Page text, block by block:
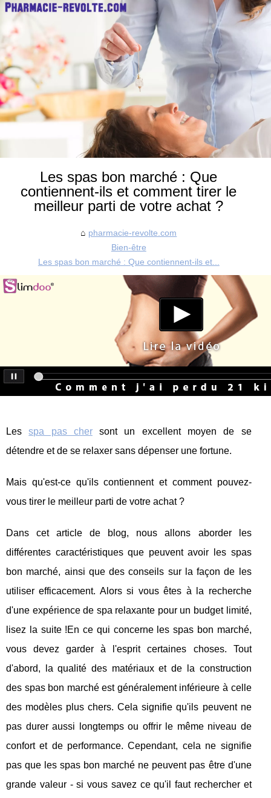
Les spas bon marché : Que
contiennent-ils et comment tirer le
meilleur parti de votre achat ?
pharmacie-revolte.com
Bien-être
Les spas bon marché : Que contiennent-ils et...
Lesspa pas chersont un excellent moyen de se
détendre et de se relaxer sans dépenser une fortune.
Mais qu'est-ce qu'ils contiennent et comment pouvez-
vous tirer le meilleur parti de votre achat ?
Dans cet article de blog, nous allons aborder les
différentes caractéristiques que peuvent avoir les spas
bon marché, ainsi que des conseils sur la façon de les
utiliser efficacement. Alors si vous êtes à la recherche
d'une expérience de spa relaxante pour un budget limité,
lisez la suite !En ce qui concerne les spas bon marché,
vous devez garder à l'esprit certaines choses. Tout
d'abord, la qualité des matériaux et de la construction
des spas bon marché est généralement inférieure à celle
des modèles plus chers. Cela signifie qu'ils peuvent ne
pas durer aussi longtemps ou offrir le même niveau de
confort et de performance. Cependant, cela ne signifie
pas que les spas bon marché ne peuvent pas être d'une
grande valeur - si vous savez ce qu'il faut rechercher et